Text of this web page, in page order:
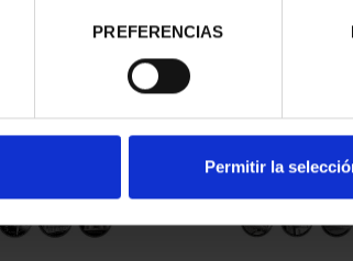
PREFERENCIAS
Permitir la